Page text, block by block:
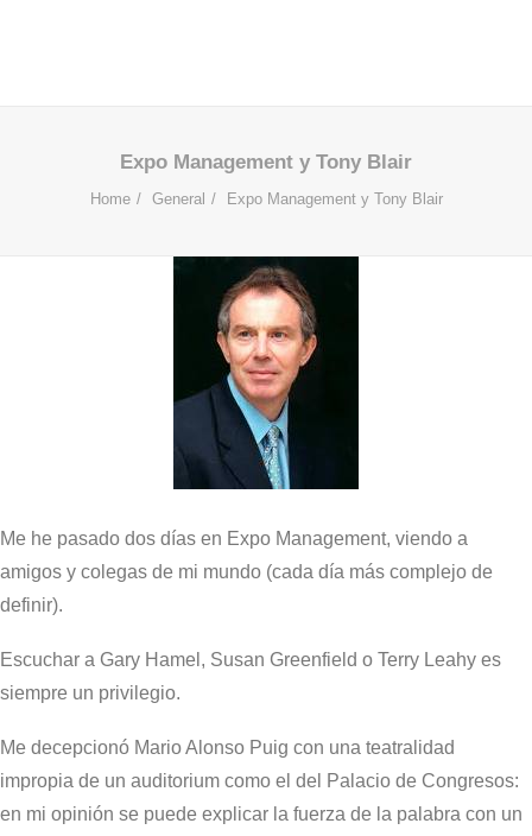
Expo Management y Tony Blair
Home General Expo Management y Tony Blair
Me he pasado dos días en Expo Management, viendo a
amigos y colegas de mi mundo (cada día más complejo de
definir).
Escuchar a Gary Hamel, Susan Greenfield o Terry Leahy es
siempre un privilegio.
Me decepcionó Mario Alonso Puig con una teatralidad
impropia de un auditorium como el del Palacio de Congresos:
en mi opinión se puede explicar la fuerza de la palabra con un